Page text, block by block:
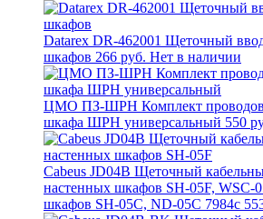
Datarex DR-462001 Щеточный
шкафов 266 руб. Нет в наличии
ЦМО ПЗ-ШРН Комплект проводов
шкафа ШРН универсальный 550
Cabeus JD04B Щеточный
настенных шкафов SH-05F, WSC-
шкафов SH-05C, ND-05C 7984c